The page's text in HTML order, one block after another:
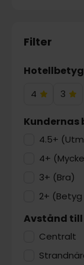
Filter
4
4
3
3
Kundernas
4.5+
4+
3+ (Bra)
2+
Avstånd till
Centralt